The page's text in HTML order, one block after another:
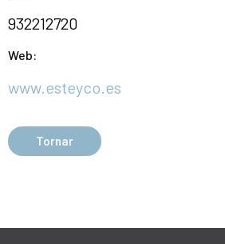
932212720
Web:
www.esteyco.es
Tornar